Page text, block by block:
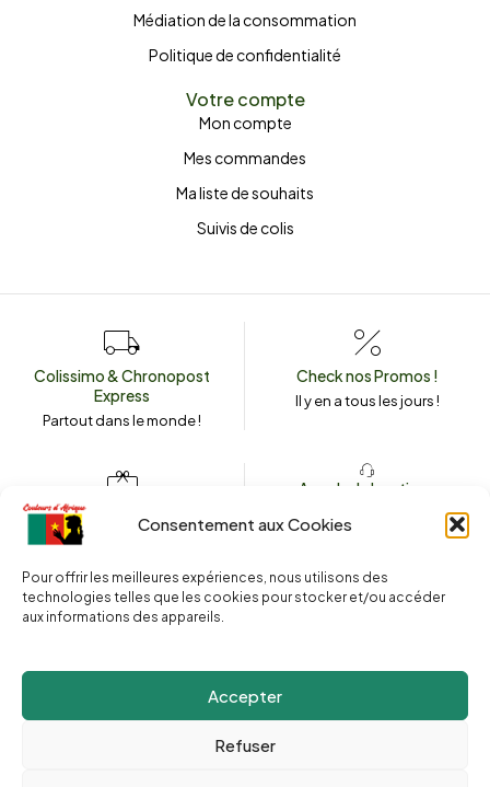
Consentement aux Cookies
Pour offrir les meilleures expériences, nous utilisons des
technologies telles que les cookies pour stocker et/ou accéder
aux informations des appareils.
Accepter
Refuser
Médiation de la consommation
Politique de confidentialité
Votre compte
Mon compte
Mes commandes
Ma liste de souhaits
Suivis de colis
Colissimo & Chronopost
Express
Partout dans le monde !
Check nos Promos !
Il y en a tous les jours !
Envoyez un message
couleursdafrique974.com
Appeler la boutique
Couleurs d’Afrique 974